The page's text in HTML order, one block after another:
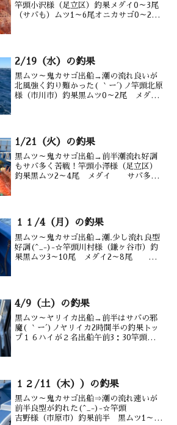
竿頭小沢様（足立区）釣果メダイ0～3尾
（サバも）ムツ1～6尾オニカサゴ0～2尾
2/19（水）の釣果
黒ムツ～鬼カサゴ出船→潮の流れ良いが
北風強く釣り難かった( ｀ー´)ノ竿頭北原
様（市川市）釣果黒ムツ0～2尾 メダイ1
1/21（火）の釣果
黒ムツ～鬼カサゴ出船→前半潮流れ好調
もサバ多く苦戦！竿頭小澤様（足立区）
釣果黒ムツ2～4尾 メダイ サバ多数
１１/4（月）の釣果
黒ムツ～鬼カサゴ出船→潮.少し流れ良型
好調(^_-)-☆竿頭川村様（鎌ヶ谷市）釣
果黒ムツ3～10尾 メダイ2～8尾 サ
4/9（土）の釣果
黒ムツ～ヤリイカ出船→前半はサバの邪
魔( ｀ー´)ノヤリイカ2時間半の釣果トッ
プ１６ハイが２名出船午前3：30竿頭佐藤
１２/11（木））の釣果
黒ムツ～鬼カサゴ出船⇒潮の流れ速いが
前半良型が釣れた(^_-)-☆竿頭
吉野様（市原市）釣果前半 黒ムツ1～5